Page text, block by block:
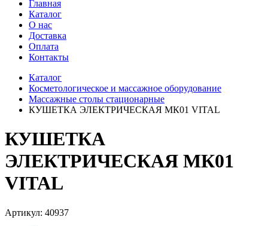
Главная
Каталог
О нас
Доставка
Оплата
Контакты
Каталог
Косметологическое и массажное оборудование
Массажные столы стационарные
КУШЕТКА ЭЛЕКТРИЧЕСКАЯ МК01 VITAL
КУШЕТКА
ЭЛЕКТРИЧЕСКАЯ МК01
VITAL
Артикул: 40937